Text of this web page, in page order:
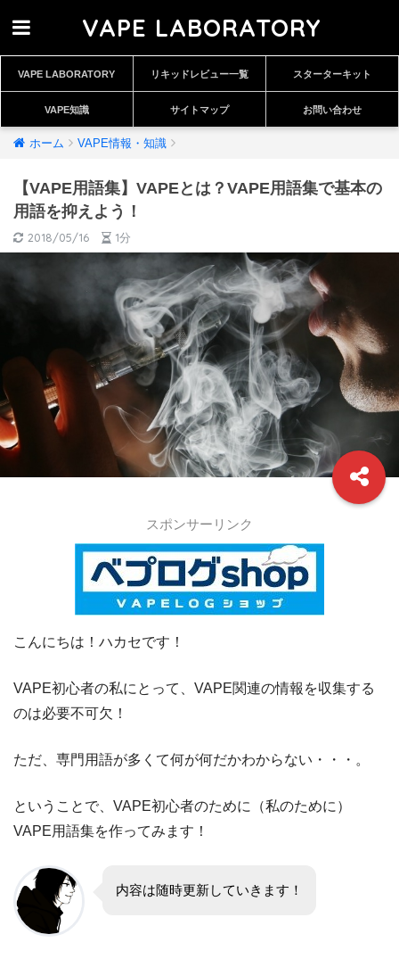
VAPE LABORATORY
VAPE LABORATORY リキッドレビュー一覧 スターターキット
VAPE知識 サイトマップ お問い合わせ
ホーム VAPE情報・知識
【VAPE用語集】VAPEとは？VAPE用語集で基本の
用語を抑えよう！
2018/05/16 1分
スポンサーリンク
こんにちは！ハカセです！
VAPE初心者の私にとって、VAPE関連の情報を収集する
のは必要不可欠！
ただ、専門用語が多くて何が何だかわからない・・・。
ということで、VAPE初心者のために（私のために）
VAPE用語集を作ってみます！
内容は随時更新していきます！